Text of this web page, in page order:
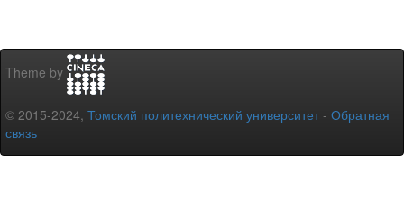
Theme by
© 2015-2024, Томский политехнический университет - Обратная
связь